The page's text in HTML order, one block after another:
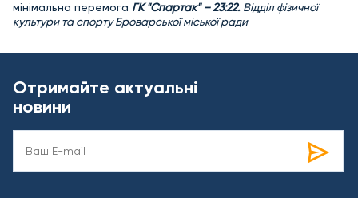
мінімальна перемога ГК "Спартак" – 23:22. Відділ фізичної
культури та спорту Броварської міської ради
Отримайте актуальні
новини